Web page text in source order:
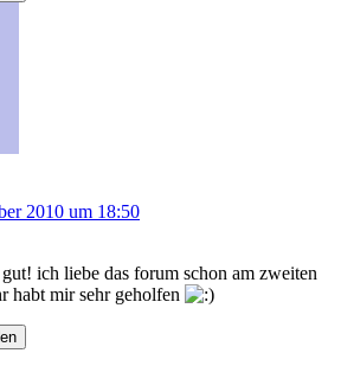
2010 um 18:50
ich liebe das forum schon am zweiten
habt mir sehr geholfen